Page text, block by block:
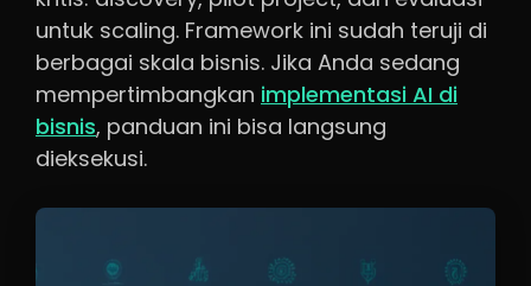
untuk scaling. Framework ini sudah teruji di
berbagai skala bisnis. Jika Anda sedang
mempertimbangkan implementasi AI di
bisnis, panduan ini bisa langsung
dieksekusi.